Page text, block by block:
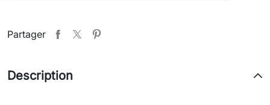
Partager
Description